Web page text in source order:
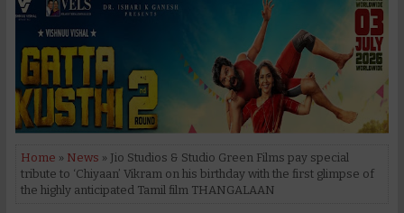
Home » News » Jio Studios & Studio Green Films pay special
tribute to ‘Chiyaan’ Vikram on his birthday with the first glimpse of
the highly anticipated Tamil film THANGALAAN